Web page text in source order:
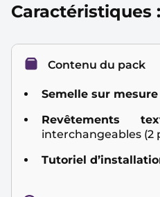
Caractéristiques :
Contenu du pack
Semelle sur
Revêtements
interchangeables (2
Tutoriel